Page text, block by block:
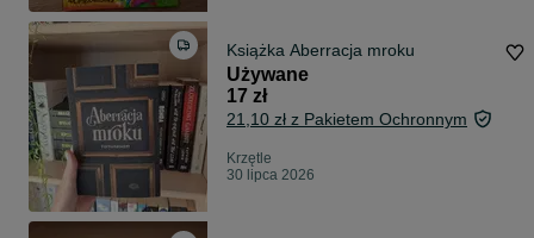
Książka Aberracja mroku
Używane
17 zł
21,10 zł z Pakietem Ochronnym
Krzętle
30 lipca 2026